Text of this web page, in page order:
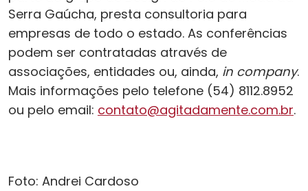
Serra Gaúcha, presta consultoria para
empresas de todo o estado. As conferências
podem ser contratadas através de
associações, entidades ou, ainda, in company.
Mais informações pelo telefone (54) 8112.8952
ou pelo email: contato@agitadamente.com.br.
Foto: Andrei Cardoso